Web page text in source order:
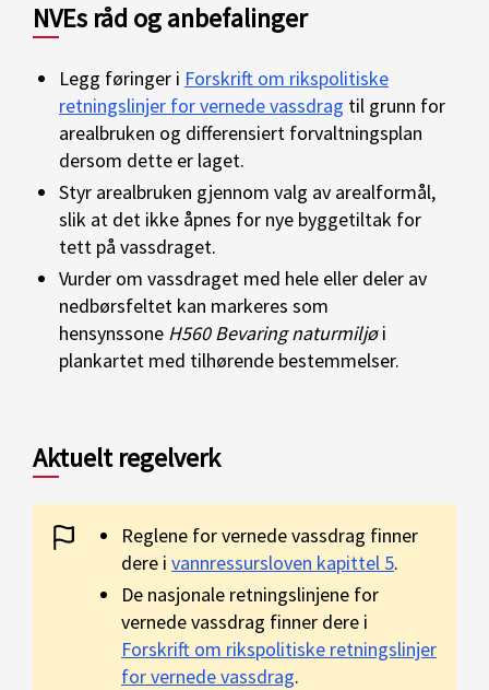
NVEs råd og anbefalinger
Legg føringer i Forskrift om rikspolitiske
retningslinjer for vernede vassdrag til grunn for
arealbruken og differensiert forvaltningsplan
dersom dette er laget.
Styr arealbruken gjennom valg av arealformål,
slik at det ikke åpnes for nye byggetiltak for
tett på vassdraget.
Vurder om vassdraget med hele eller deler av
nedbørsfeltet kan markeres som
hensynssone H560 Bevaring naturmiljøi
plankartet med tilhørende bestemmelser.
Aktuelt regelverk
Reglene for vernede vassdrag finner
dere i vannressursloven kapittel 5.
De nasjonale retningslinjene for
vernede vassdrag finner dere i
Forskrift om rikspolitiske retningslinjer
for vernede vassdrag.